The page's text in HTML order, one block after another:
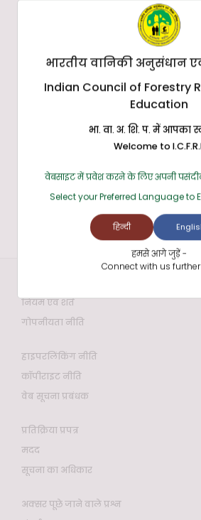
नियम एवं शर्तें
गोपनीयता नीति
हाइपरलिंकिंग नीति
कॉपीराइट नीति
वेब सूचना प्रबंधक
प्रतिक्रिया प्रपत्र
मदद
सूचना का अधिकार
अक्सर पूछे जाने वाले प्रश्न
भारतीय वानिकी अनुसंधान एवं
Indian Council of Forestry
Education
भा. वा. अ. शि. प. में आपका
Welcome to
वेबसाइट में प्रवेश करने के लिए अपनी
Select your Preferred Language to
हिन्दी
हमसे आगे जुड़ें -
Connect with us